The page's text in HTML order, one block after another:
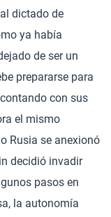
dictado de
ya había
de ser un
prepararse para
con sus
el mismo
Rusia se anexionó
decidió invadir
pasos en
la autonomía